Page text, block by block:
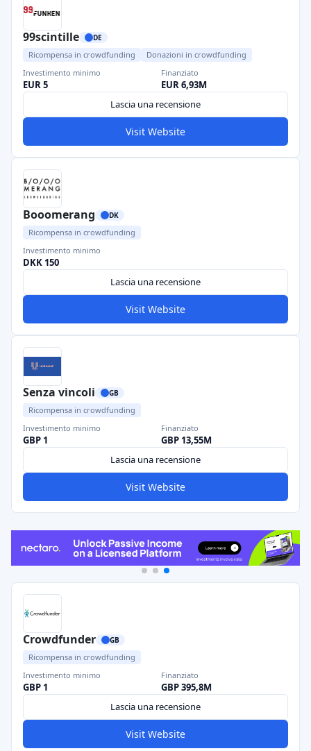
99scintille DE
Ricompensa in crowdfunding
Donazioni in crowdfunding
Investimento minimo
EUR 5
Finanziato
EUR 6,93M
Lascia una recensione
Visit Website
Booomerang DK
Ricompensa in crowdfunding
Investimento minimo
DKK 150
Lascia una recensione
Visit Website
Senza vincoli GB
Ricompensa in crowdfunding
Investimento minimo
GBP 1
Finanziato
GBP 13,55M
Lascia una recensione
Visit Website
Crowdfunder GB
Ricompensa in crowdfunding
Investimento minimo
GBP 1
Finanziato
GBP 395,8M
Lascia una recensione
Visit Website